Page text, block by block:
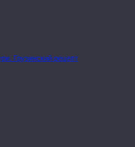
Грузинский рецепт